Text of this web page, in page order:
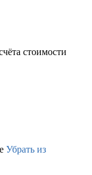
стоимости
Убрать из